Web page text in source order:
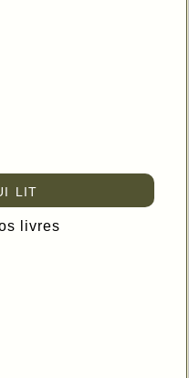
lit
livres